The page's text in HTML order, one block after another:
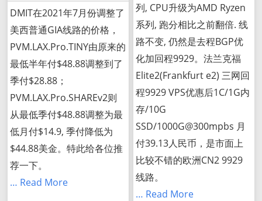
DMIT在2021年7月份调整了
美西普通GIA线路的价格，
PVM.LAX.Pro.TINY由原来的
最低半年付$48.88调整到了
季付$28.88；
PVM.LAX.Pro.SHAREv2则
从最低季付$48.88调整为最
低月付$14.9, 季付降低为
$44.88美金。特此给各位推
荐一下。
… Read More
列, CPU升级为AMD Ryzen
系列, 跑分相比之前翻倍. 线
路不变, 仍然是去程BGP优
化加回程9929。法兰克福
Elite2(Frankfurt e2) 三网回
程9929 VPS优惠后1C/1G内
存/10G
SSD/1000G@300mpbs 月
付39.13人民币，是市面上
比较不错的欧洲CN2 9929
线路。
… Read More